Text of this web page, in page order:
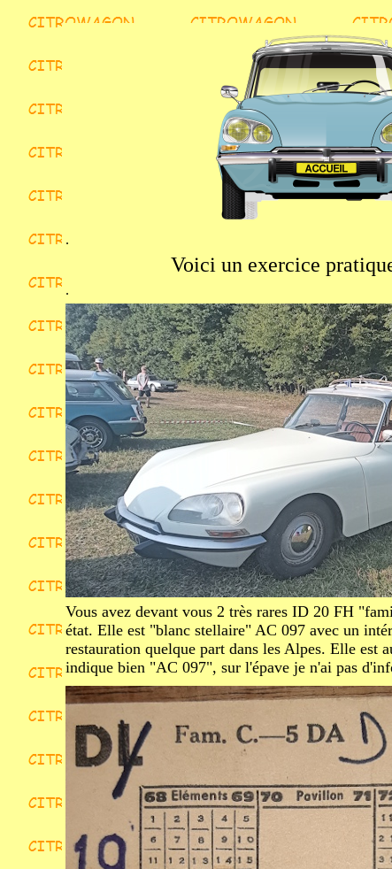
.
Voici un exercice
.
Vous avez devant vous 2 très rares ID 20 FH
état. Elle est "blanc stellaire" AC 097 avec un
restauration quelque part dans les Alpes. Elle
indique bien "AC 097", sur l'épave je n'ai pas